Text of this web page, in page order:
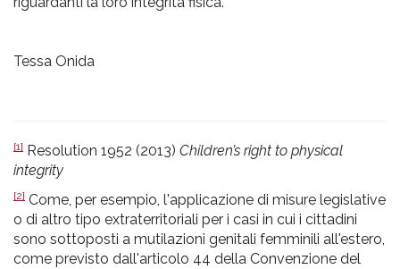
Tessa Onida
[1] Resolution 1952 (2013) Children’s right to physical
integrity
[2] Come, per esempio, l'applicazione di misure legislative
o di altro tipo extraterritoriali per i casi in cui i cittadini
sono sottoposti a mutilazioni genitali femminili all'estero,
come previsto dall'articolo 44 della Convenzione del